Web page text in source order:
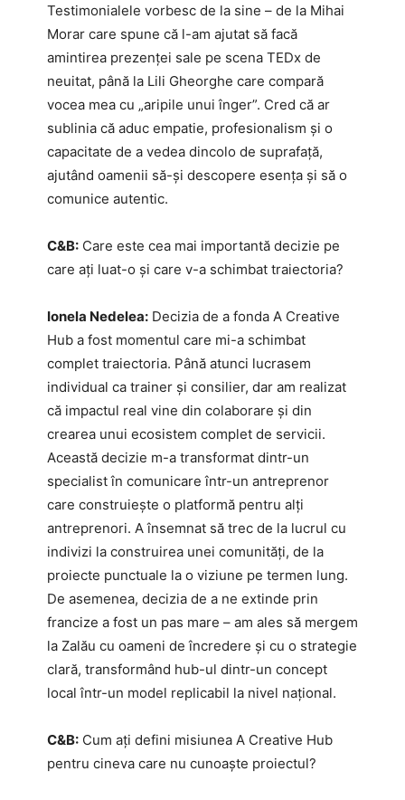
Testimonialele vorbesc de la sine – de la Mihai
Morar care spune că l-am ajutat să facă
amintirea prezenței sale pe scena TEDx de
neuitat, până la Lili Gheorghe care compară
vocea mea cu „aripile unui înger”. Cred că ar
sublinia că aduc empatie, profesionalism și o
capacitate de a vedea dincolo de suprafață,
ajutând oamenii să-și descopere esența și să o
comunice autentic.
C&B: Care este cea mai importantă decizie pe
care ați luat-o și care v-a schimbat traiectoria?
Ionela Nedelea: Decizia de a fonda A Creative
Hub a fost momentul care mi-a schimbat
complet traiectoria. Până atunci lucrasem
individual ca trainer și consilier, dar am realizat
că impactul real vine din colaborare și din
crearea unui ecosistem complet de servicii.
Această decizie m-a transformat dintr-un
specialist în comunicare într-un antreprenor
care construiește o platformă pentru alți
antreprenori. A însemnat să trec de la lucrul cu
indivizi la construirea unei comunități, de la
proiecte punctuale la o viziune pe termen lung.
De asemenea, decizia de a ne extinde prin
francize a fost un pas mare – am ales să mergem
la Zalău cu oameni de încredere și cu o strategie
clară, transformând hub-ul dintr-un concept
local într-un model replicabil la nivel național.
C&B: Cum ați defini misiunea A Creative Hub
pentru cineva care nu cunoaște proiectul?